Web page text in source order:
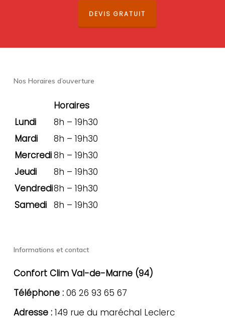
DEVIS GRATUIT
Nos Horaires d’ouverture
Horaires
Lundi
8h – 19h30
Mardi
8h – 19h30
Mercredi8h – 19h30
Jeudi
8h – 19h30
Vendredi8h – 19h30
Samedi 8h – 19h30
Informations et contact
Confort Clim Val-de-Marne (94)
Téléphone :06 26 93 65 67
Adresse :149 rue du maréchal Leclerc